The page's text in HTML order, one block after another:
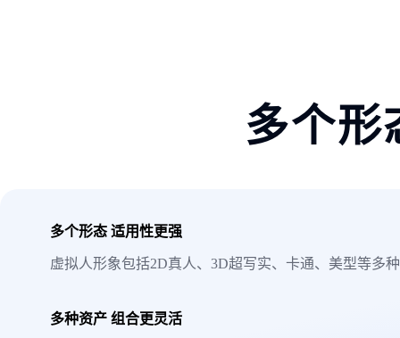
多个形
多个形态 适用性更强
虚拟人形象包括2D真人、3D超写实、卡通、美型等多
多种资产 组合更灵活